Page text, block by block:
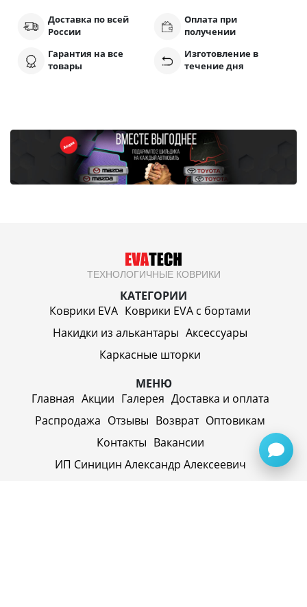
Доставка по всей
России
Оплата при
получении
Гарантия на все
товары
Изготовление в
течение дня
ТЕХНОЛОГИЧНЫЕ КОВРИКИ
КАТЕГОРИИ
Коврики EVA Коврики EVA c бортами
Накидки из алькантары Аксессуары
Каркасные шторки
МЕНЮ
Главная Акции Галерея Доставка и оплата
Распродажа Отзывы Возврат Оптовикам
Контакты Вакансии
ИП Синицин Александр Алексеевич